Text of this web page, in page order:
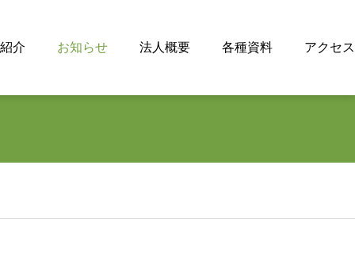
介 お知らせ 法人概要 各種資料 アクセス